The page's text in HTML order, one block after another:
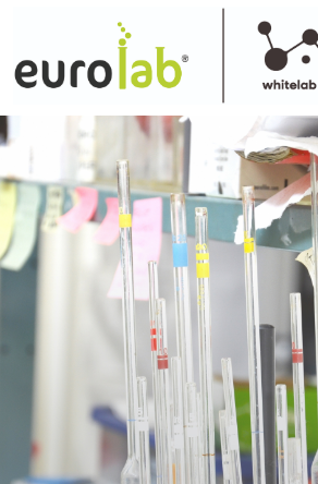
EUROLAB
SETTORI DI ANALISI
RDP APP
ULTIME DAL LABORATORIO
LAVORA CON NOI
Mostra versione desktop